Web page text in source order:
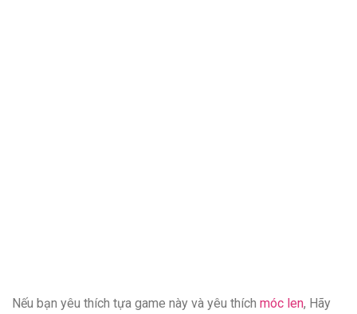
Nếu bạn yêu thích tựa game này và yêu thích móc len, Hãy